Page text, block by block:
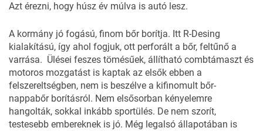
Azt érezni, hogy húsz év múlva is autó lesz.
A kormány jó fogású, finom bőr borítja. Itt R-Desing
kialakítású, így ahol fogjuk, ott perforált a bőr, feltűnő a
varrása. Ülései feszes tömésűek, állítható combtámaszt és
motoros mozgatást is kaptak az elsők ebben a
felszereltségben, nem is beszélve a kifinomult bőr-
nappabőr borításról. Nem elsősorban kényelemre
hangolták, sokkal inkább sportülés. De nem szorít,
testesebb embereknek is jó. Még legalsó állapotában is